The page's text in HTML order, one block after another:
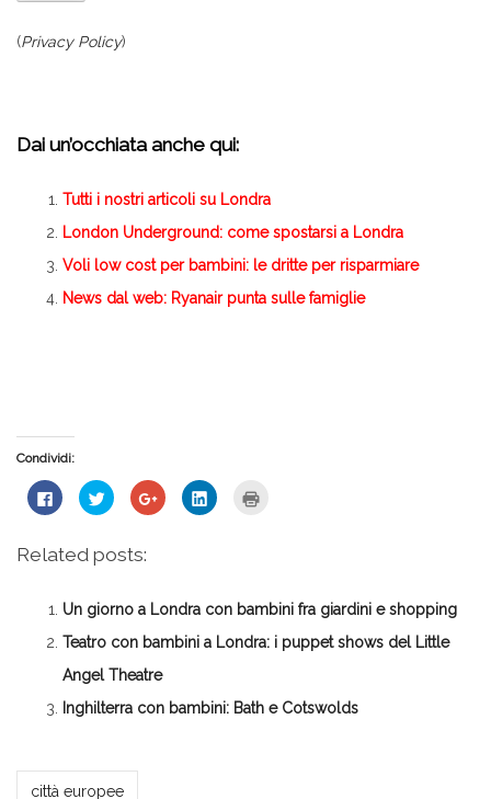
(Privacy Policy)
Dai un’occhiata anche qui:
Tutti i nostri articoli su Londra
London Underground: come spostarsi a Londra
Voli low cost per bambini: le dritte per risparmiare
News dal web: Ryanair punta sulle famiglie
Condividi:
Fai
clic
su
Facebook
in
una
finestra)
Fai
clic
condividere
su
in
nuova
finestra)
Fai
clic
apre
in
nuova
finestra)
Fai
clic
in
nuova
finestra)
una
nuova
Related posts:
Un giorno a Londra con bambini fra giardini e shopping
Teatro con bambini a Londra: i puppet shows del Little
Angel Theatre
Inghilterra con bambini: Bath e Cotswolds
*Daria*
città europee